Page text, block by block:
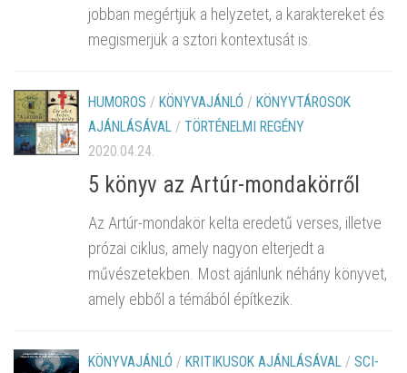
jobban megértjük a helyzetet, a karaktereket és
megismerjük a sztori kontextusát is.
HUMOROS / KÖNYVAJÁNLÓ / KÖNYVTÁROSOK
AJÁNLÁSÁVAL / TÖRTÉNELMI REGÉNY
2020.04.24.
5 könyv az Artúr-mondakörről
Az Artúr-mondakör kelta eredetű verses, illetve
prózai ciklus, amely nagyon elterjedt a
művészetekben. Most ajánlunk néhány könyvet,
amely ebből a témából építkezik.
KÖNYVAJÁNLÓ / KRITIKUSOK AJÁNLÁSÁVAL / SCI-